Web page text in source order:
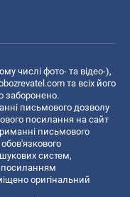
числі фото- та відео-),
та всіх його
заборонено.
письмового дозволу
посилання на сайт
письмового
систем,
посиланням
оригінальний